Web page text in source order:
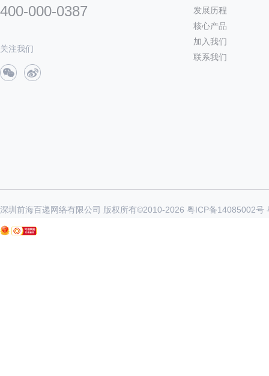
400-000-0387
关注我们
发展历程
核心产品
加入我们
联系我们
深圳前海百递网络有限公司 版权所有©2010-2026 粤ICP备14085002号